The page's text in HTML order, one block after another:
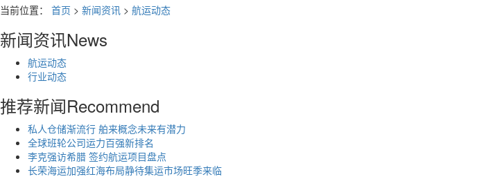
当前位置： 首页 > 新闻资讯 > 航运动态
新闻资讯News
航运动态
行业动态
推荐新闻Recommend
私人仓储渐流行 舶来概念未来有潜力
全球班轮公司运力百强新排名
李克强访希腊 签约航运项目盘点
长荣海运加强红海布局静待集运市场旺季来临